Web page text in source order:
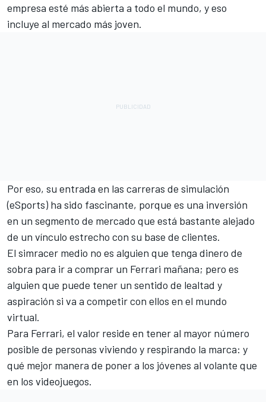
empresa esté más abierta a todo el mundo, y eso
incluye al mercado más joven.
Por eso, su entrada en las carreras de simulación
(eSports) ha sido fascinante, porque es una inversión
en un segmento de mercado que está bastante alejado
de un vínculo estrecho con su base de clientes.
El simracer medio no es alguien que tenga dinero de
sobra para ir a comprar un Ferrari mañana; pero es
alguien que puede tener un sentido de lealtad y
aspiración si va a competir con ellos en el mundo
virtual.
Para Ferrari, el valor reside en tener al mayor número
posible de personas viviendo y respirando la marca: y
qué mejor manera de poner a los jóvenes al volante que
en los videojuegos.